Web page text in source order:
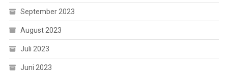
September 2023
August 2023
Juli 2023
Juni 2023